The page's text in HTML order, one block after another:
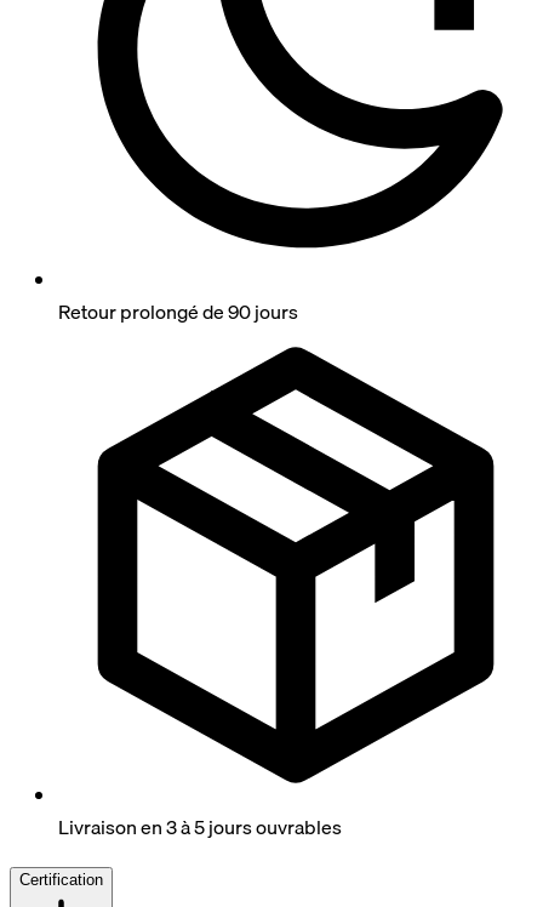
Retour prolongé de 90 jours
Livraison en 3 à 5 jours ouvrables
Certification